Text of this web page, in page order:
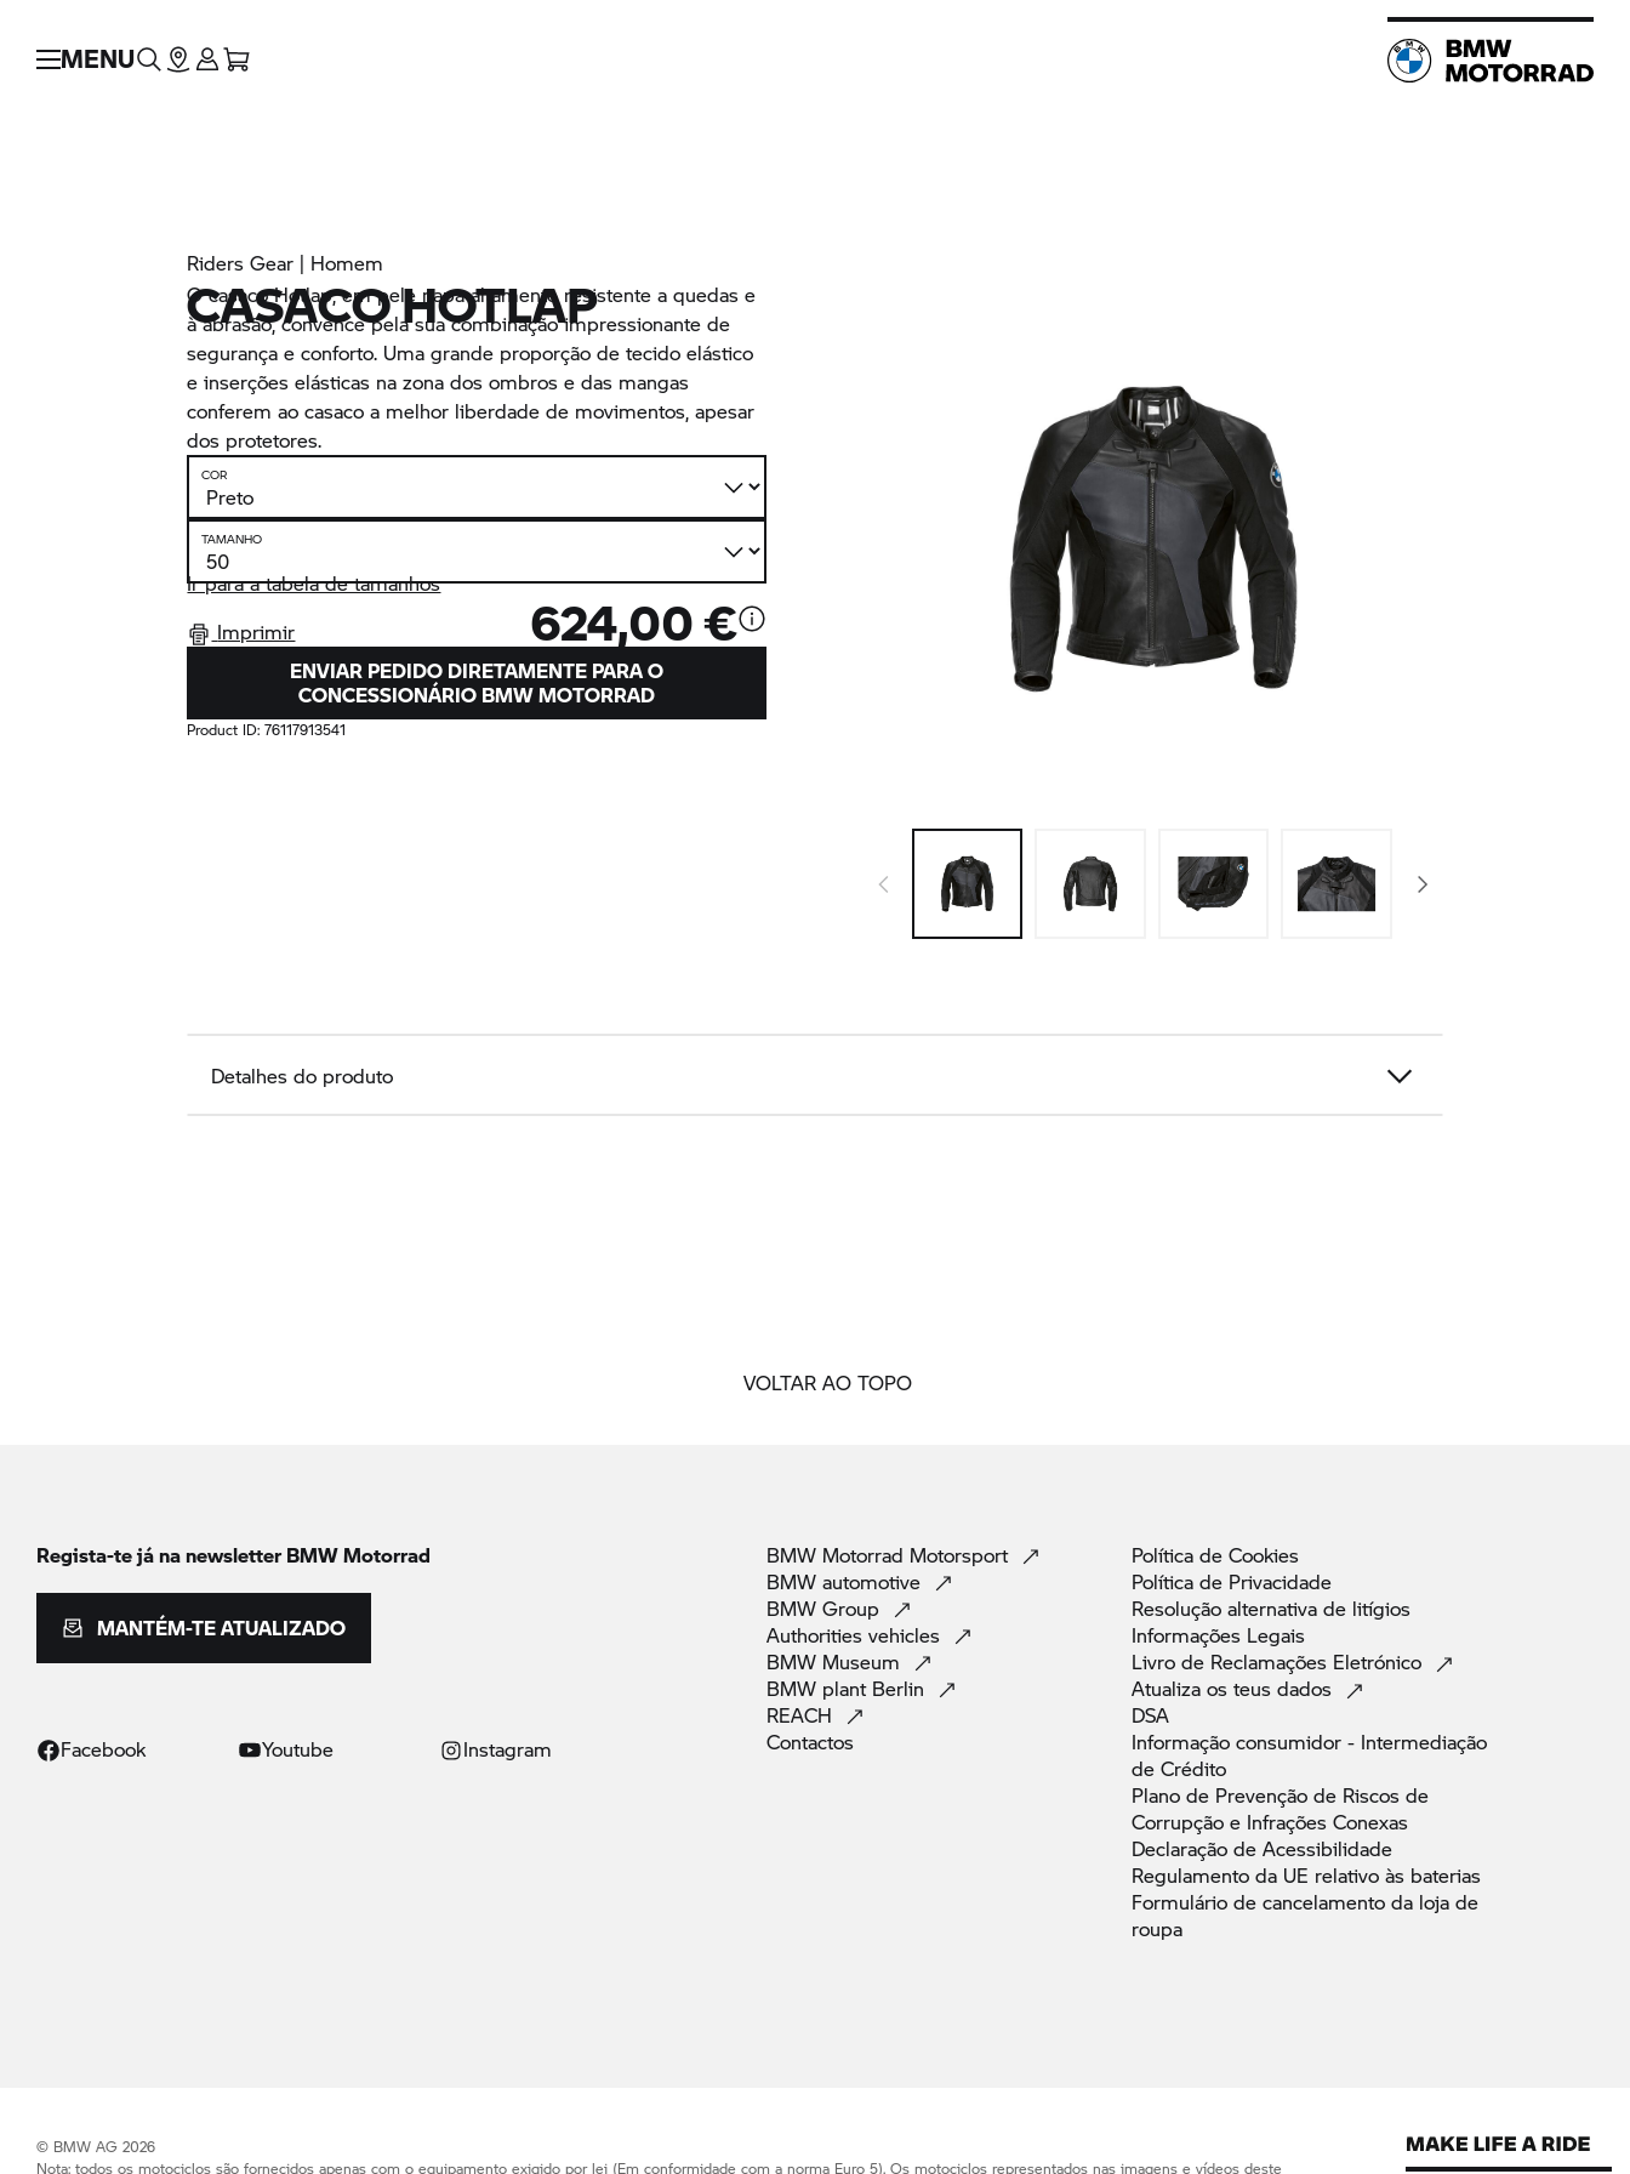
MENU
Riders Gear | Homem
CASACO HOTLAP
O casaco Hotlap, em pele napa altamente resistente a quedas e
à abrasão, convence pela sua combinação impressionante de
segurança e conforto. Uma grande proporção de tecido elástico
e inserções elásticas na zona dos ombros e das mangas
conferem ao casaco a melhor liberdade de movimentos, apesar
dos protetores.
COR
TAMANHO
Ir para a tabela de tamanhos
Imprimir
624,00 €
ENVIAR PEDIDO DIRETAMENTE PARA O
CONCESSIONÁRIO BMW MOTORRAD
Product ID:76117913541
Detalhes do produto
VOLTAR AO TOPO
Regista-te já na newsletterBMW Motorrad
MANTÉM-TE ATUALIZADO
Facebook Youtube Instagram
BMW Motorrad Motorsport
BMW automotive
BMW Group
Authorities vehicles
BMW Museum
BMW plant Berlin
REACH
Contactos
Política de Cookies
Política de Privacidade
Resolução alternativa de litígios
Informações Legais
Livro de Reclamações Eletrónico
Atualiza os teus dados
DSA
Informação consumidor - Intermediação
de Crédito
Plano de Prevenção de Riscos de
Corrupção e Infrações Conexas
Declaração de Acessibilidade
Regulamento da UE relativo às baterias
Formulário de cancelamento da loja de
roupa
© BMW AG 2026
Nota: todos os motociclos são fornecidos apenas com o equipamento exigido por lei (Em conformidade com a norma Euro 5). Os motociclos representados nas imagens e vídeos deste